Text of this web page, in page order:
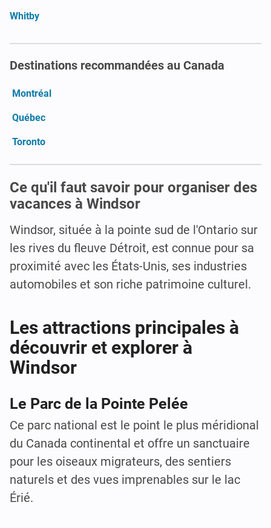
Whitby
Destinations recommandées au Canada
Montréal
Québec
Toronto
Ce qu'il faut savoir pour organiser des
vacances à Windsor
Windsor, située à la pointe sud de l'Ontario sur
les rives du fleuve Détroit, est connue pour sa
proximité avec les États-Unis, ses industries
automobiles et son riche patrimoine culturel.
Les attractions principales à
découvrir et explorer à
Windsor
Le Parc de la Pointe Pelée
Ce parc national est le point le plus méridional
du Canada continental et offre un sanctuaire
pour les oiseaux migrateurs, des sentiers
naturels et des vues imprenables sur le lac
Érié.